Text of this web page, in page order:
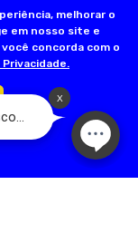
melhorar o
em nosso site e
concorda com o